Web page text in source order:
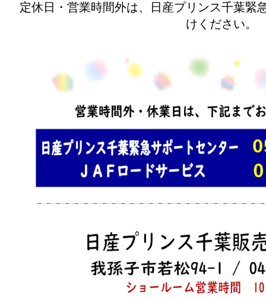
定休日・営業時間外は、日産プリンス千葉緊
けください。